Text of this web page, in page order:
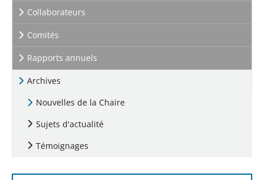
Collaborateurs
Comités
Rapports annuels
Archives
Nouvelles de la Chaire
Sujets d'actualité
Témoignages